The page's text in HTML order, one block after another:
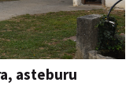
asteburu